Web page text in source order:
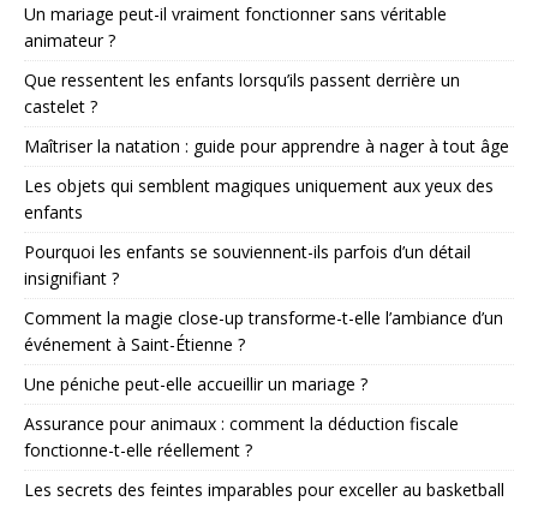
Un mariage peut-il vraiment fonctionner sans véritable
animateur ?
Que ressentent les enfants lorsqu’ils passent derrière un
castelet ?
Maîtriser la natation : guide pour apprendre à nager à tout âge
Les objets qui semblent magiques uniquement aux yeux des
enfants
Pourquoi les enfants se souviennent-ils parfois d’un détail
insignifiant ?
Comment la magie close-up transforme-t-elle l’ambiance d’un
événement à Saint-Étienne ?
Une péniche peut-elle accueillir un mariage ?
Assurance pour animaux : comment la déduction fiscale
fonctionne-t-elle réellement ?
Les secrets des feintes imparables pour exceller au basketball